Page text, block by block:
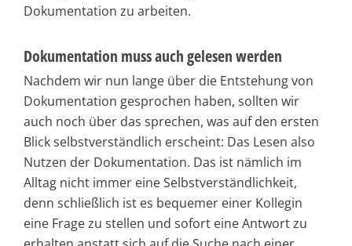
Dokumentation zu arbeiten.
Dokumentation muss auch gelesen werden
Nachdem wir nun lange über die Entstehung von
Dokumentation gesprochen haben, sollten wir
auch noch über das sprechen, was auf den ersten
Blick selbstverständlich erscheint: Das Lesen also
Nutzen der Dokumentation. Das ist nämlich im
Alltag nicht immer eine Selbstverständlichkeit,
denn schließlich ist es bequemer einer Kollegin
eine Frage zu stellen und sofort eine Antwort zu